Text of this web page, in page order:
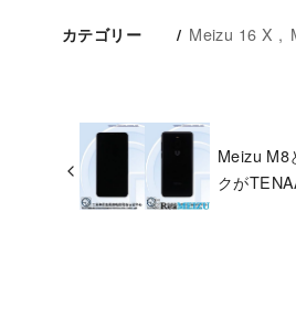
カテゴリー Meizu 16 X
Meizu M8
クが